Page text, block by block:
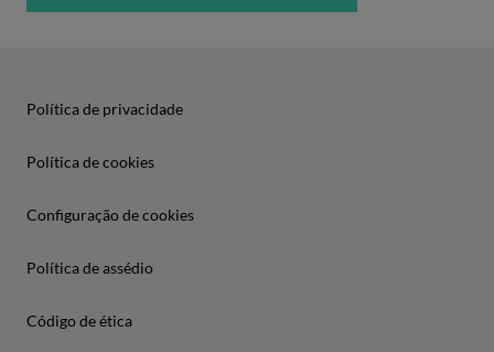
Política de privacidade
Política de cookies
Configuração de cookies
Política de assédio
Código de ética